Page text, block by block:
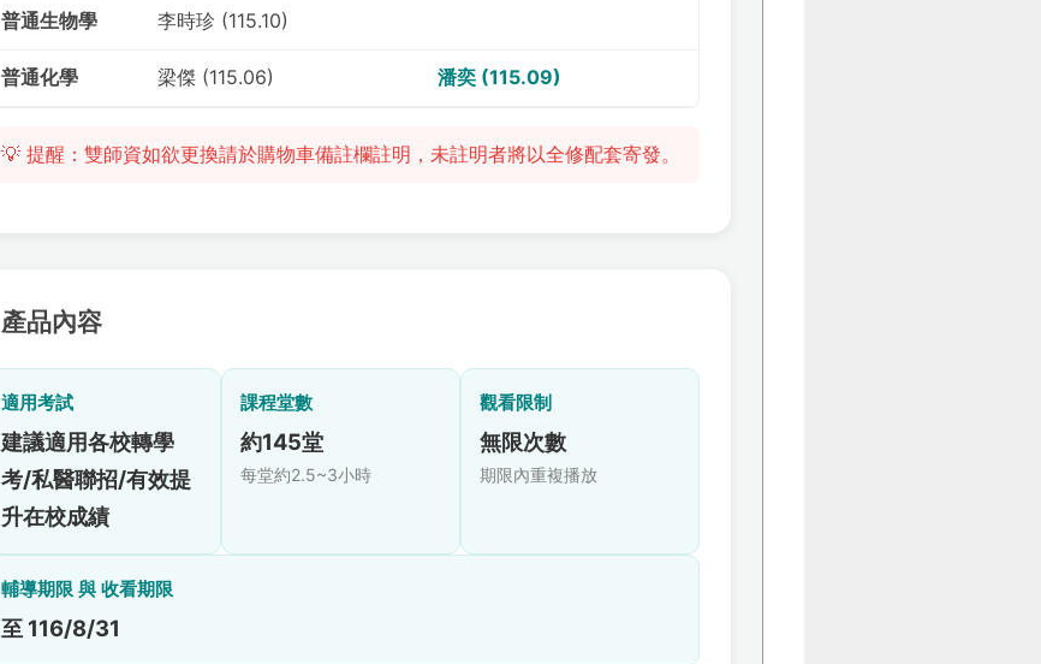
普通生物學 李時珍 (115.10)
普通化學 梁傑 (115.06) 潘奕 (115.09)
💡 提醒：雙師資如欲更換請於購物車備註欄註明，未註明者將以全修配套寄發。
產品內容
適用考試
建議適用各校轉學
考/私醫聯招/有效提
升在校成績
課程堂數
約145堂
每堂約2.5~3小時
觀看限制
無限次數
期限內重複播放
輔導期限 與 收看期限
至 116/8/31